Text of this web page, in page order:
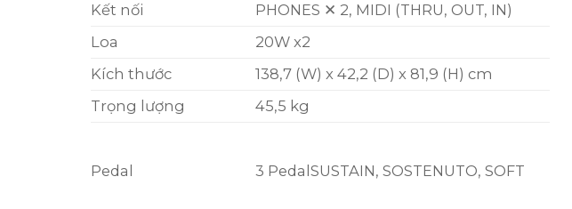
Kết nối
PHONES ✕ 2, MIDI (THRU, OUT, IN)
Loa
20W x2
Kích thước
138,7 (W) x 42,2 (D) x 81,9 (H) cm
Trọng lượng
45,5 kg
Pedal 3 PedalSUSTAIN, SOSTENUTO, SOFT